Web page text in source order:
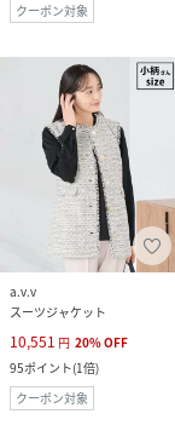
クーポン対象
a.v.v
スーツジャケット
10,551 円 20%OFF
95ポイント(1倍)
クーポン対象